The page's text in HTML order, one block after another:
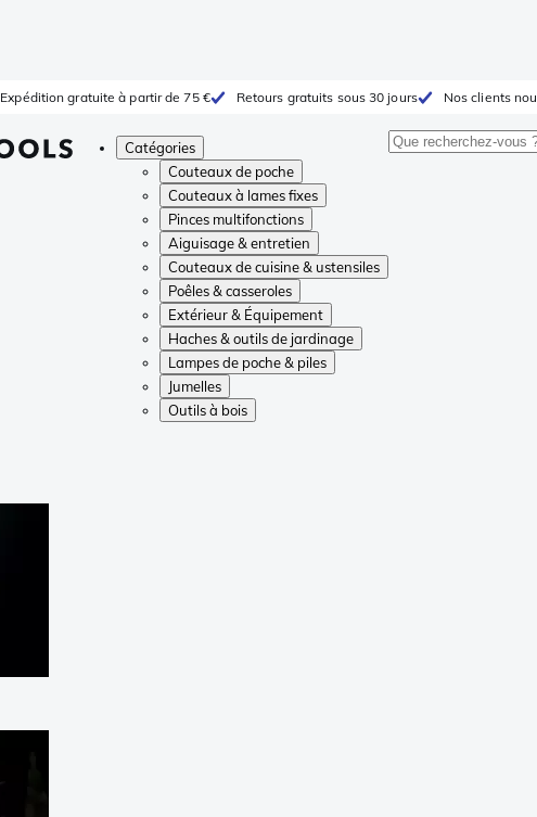
Expédition gratuite à partir de 75 € Retours gratuits sous 30 jours Nos clients
Catégories
Couteaux de poche
Couteaux à lames fixes
Pinces multifonctions
Aiguisage & entretien
Couteaux de cuisine & ustensiles
Poêles & casseroles
Extérieur & Équipement
Haches & outils de jardinage
Lampes de poche & piles
Jumelles
Outils à bois